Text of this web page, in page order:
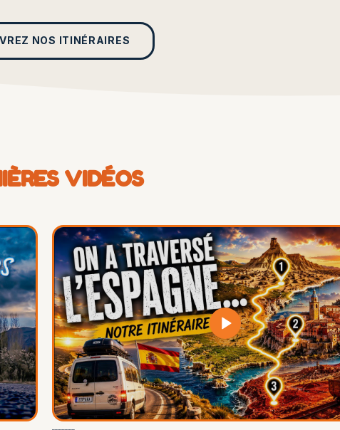
NOS ITINÉRAIRES
VIDÉOS